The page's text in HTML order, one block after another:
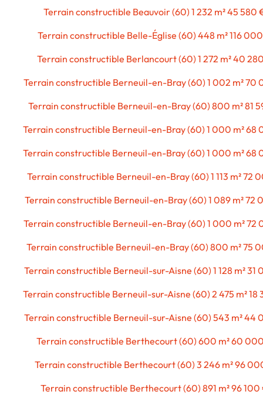
Terrain constructible Beauvoir (60) 1 232 m² 45 580
Terrain constructible Belle-Église (60) 448 m² 116
Terrain constructible Berlancourt (60) 1 272 m² 40
Terrain constructible Berneuil-en-Bray (60) 1 002 m² 70
Terrain constructible Berneuil-en-Bray (60) 800 m² 81
Terrain constructible Berneuil-en-Bray (60) 1 000 m² 68
Terrain constructible Berneuil-en-Bray (60) 1 000 m² 68
Terrain constructible Berneuil-en-Bray (60) 1 113 m² 72
Terrain constructible Berneuil-en-Bray (60) 1 089 m² 72
Terrain constructible Berneuil-en-Bray (60) 1 000 m² 72
Terrain constructible Berneuil-en-Bray (60) 800 m² 75
Terrain constructible Berneuil-sur-Aisne (60) 1 128 m² 31
Terrain constructible Berneuil-sur-Aisne (60) 2 475 m² 18
Terrain constructible Berneuil-sur-Aisne (60) 543 m² 44
Terrain constructible Berthecourt (60) 600 m² 60
Terrain constructible Berthecourt (60) 3 246 m² 96
Terrain constructible Berthecourt (60) 891 m² 96